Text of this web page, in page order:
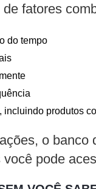
fatores
do tempo
incluindo produtos
o banco
pode